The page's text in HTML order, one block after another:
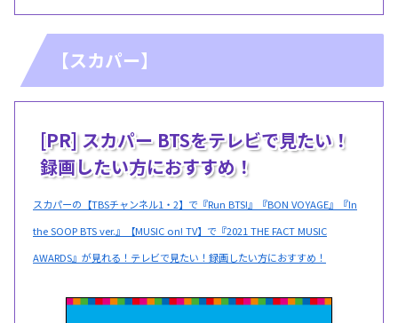
【スカパー】
[PR] スカパー BTSをテレビで見たい！
録画したい方におすすめ！
スカパーの【TBSチャンネル1・2】で『Run BTS!』『BON VOYAGE』『In
the SOOP BTS ver.』【MUSIC on! TV】で『2021 THE FACT MUSIC
AWARDS』が見れる！テレビで見たい！録画したい方におすすめ！